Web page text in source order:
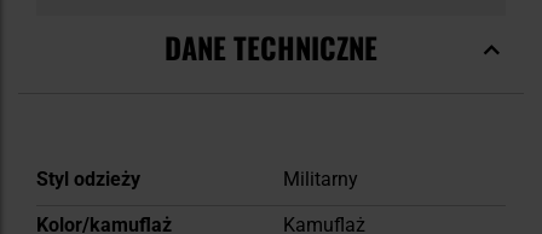
DANE TECHNICZNE
Więcej
Styl odzieży
Militarny
Kolor/kamuflaż
Kamuflaż